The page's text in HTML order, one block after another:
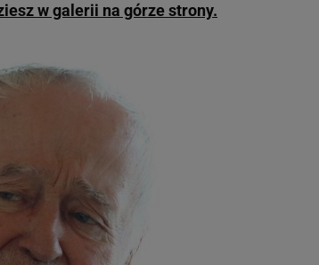
w galerii na górze strony.